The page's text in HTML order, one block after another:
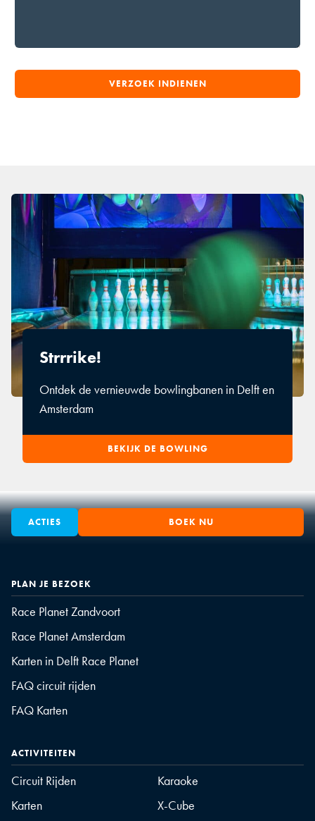
Strrrike!
Ontdek de vernieuwde bowlingbanen in Delft en
Amsterdam
BEKIJK DE BOWLING
ACTIES BOEK NU
PLAN JE BEZOEK
Race Planet Zandvoort
Race Planet Amsterdam
Karten in Delft Race Planet
FAQ circuit rijden
FAQ Karten
ACTIVITEITEN
Circuit Rijden
Karaoke
Karten
X-Cube